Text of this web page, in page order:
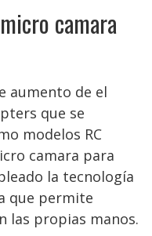
camara
aumento de el
que se
modelos RC
camara para
la tecnología
que permite
las propias manos.